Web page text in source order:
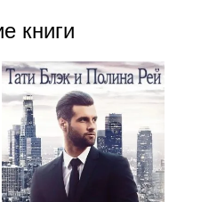
книги